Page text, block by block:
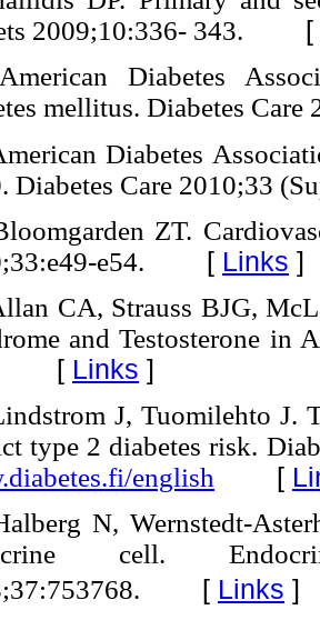
2009;10:336- 343. [
Diabetes
mellitus. Diabetes
Diabetes
Diabetes Care 2010;33
ZT.
e54. [ Links ]
CA, Strauss BJG,
and Testosterone in
[ Links ]
J, Tuomilehto J.
type 2 diabetes risk.
english [
N, Wernstedt-
cell.
[ Links ]